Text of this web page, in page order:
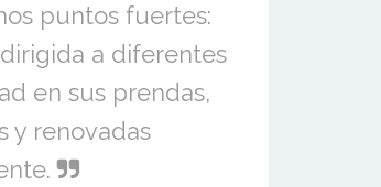
puntos fuertes:
a diferentes
en sus prendas,
y renovadas